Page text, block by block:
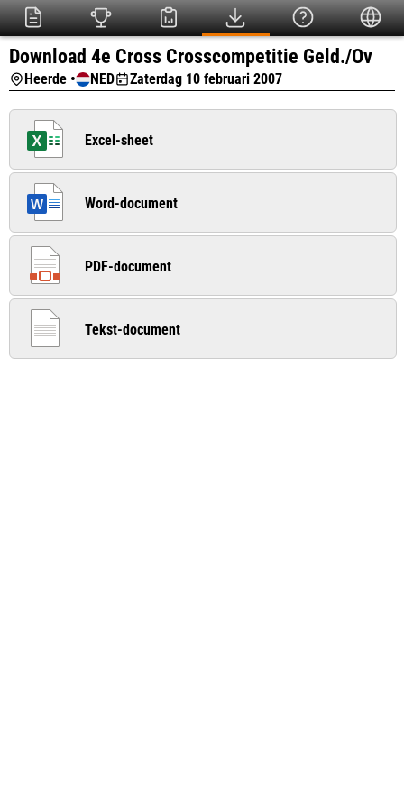
Download 4e Cross Crosscompetitie Geld./Ov
Heerde • NED Zaterdag 10 februari 2007
Excel-sheet
Word-document
PDF-document
Tekst-document